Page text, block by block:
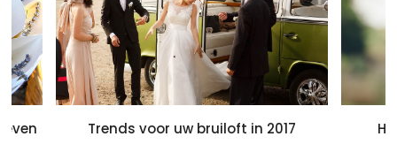
Trends voor uw bruiloft in 2017